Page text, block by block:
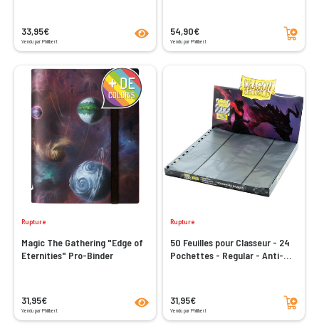
33,95€
Vendu par Philibert
54,90€
Vendu par Philibert
Ajouter au panier
Rupture
Magic The Gathering "Edge of
Eternities" Pro-Binder
31,95€
Vendu par Philibert
Rupture
50 Feuilles pour Classeur - 24
Pochettes - Regular - Anti-
31,95€
Vendu par Philibert
Ajouter au panier